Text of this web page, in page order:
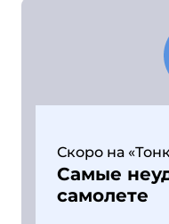
Скоро на
Самые
самолете